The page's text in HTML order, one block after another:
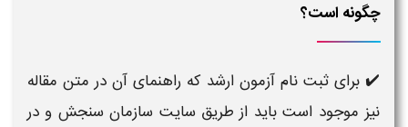
چگونه است؟
✔️ برای ثبت نام آزمون ارشد که راهنمای آن در متن مقاله
نیز موجود است باید از طریق سایت سازمان سنجش و در